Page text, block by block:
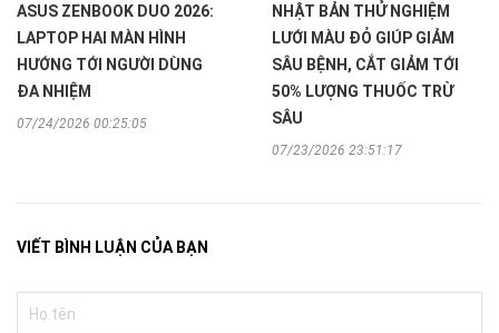
ASUS ZENBOOK DUO 2026:
LAPTOP HAI MÀN HÌNH
HƯỚNG TỚI NGƯỜI DÙNG
ĐA NHIỆM
07/24/2026 00:25:05
NHẬT BẢN THỬ NGHIỆM
LƯỚI MÀU ĐỎ GIÚP GIẢM
SÂU BỆNH, CẮT GIẢM TỚI
50% LƯỢNG THUỐC TRỪ
SÂU
07/23/2026 23:51:17
VIẾT BÌNH LUẬN CỦA BẠN